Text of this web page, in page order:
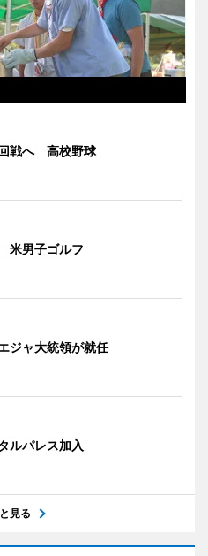
戦へ 高校野球
米男子ゴルフ
ジャ大統領が就任
ルパレス加入
見る